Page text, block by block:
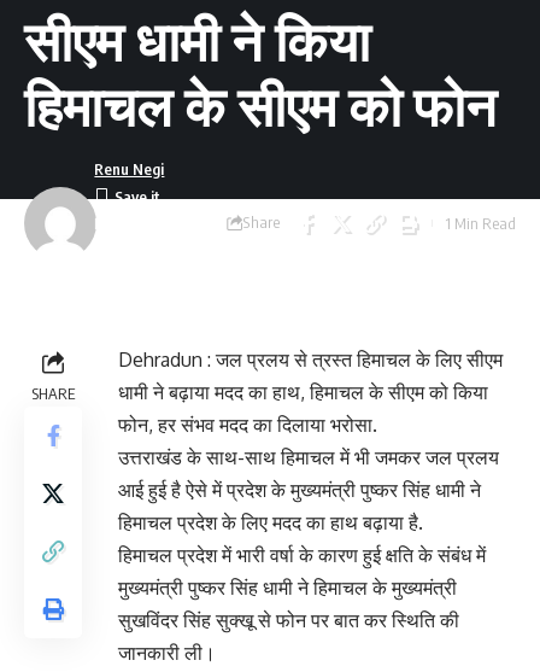
सीएम धामी ने किया
हिमाचल के सीएम को फोन
Last updated:
Renu Negi
Share 1 Min Read
SHARE
Dehradun : जल प्रलय से त्रस्त हिमाचल के लिए सीएम
धामी ने बढ़ाया मदद का हाथ, हिमाचल के सीएम को किया
फोन, हर संभव मदद का दिलाया भरोसा.
उत्तराखंड के साथ-साथ हिमाचल में भी जमकर जल प्रलय
आई हुई है ऐसे में प्रदेश के मुख्यमंत्री पुष्कर सिंह धामी ने
हिमाचल प्रदेश के लिए मदद का हाथ बढ़ाया है.
हिमाचल प्रदेश में भारी वर्षा के कारण हुई क्षति के संबंध में
मुख्यमंत्री पुष्कर सिंह धामी ने हिमाचल के मुख्यमंत्री
सुखविंदर सिंह सुक्खू से फोन पर बात कर स्थिति की
जानकारी ली।